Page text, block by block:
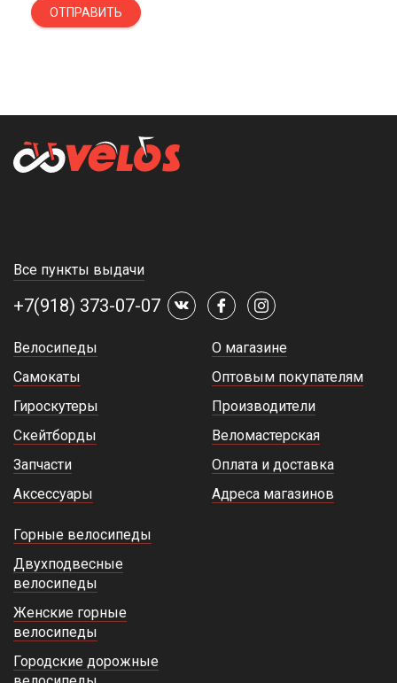
ОТПРАВИТЬ
Все пункты выдачи
+7(918) 373-07-07
Велосипеды
Самокаты
Гироскутеры
Скейтборды
Запчасти
Аксессуары
О магазине
Оптовым покупателям
Производители
Веломастерская
Оплата и доставка
Адреса магазинов
Горные велосипеды
Двухподвесные
велосипеды
Женские горные
велосипеды
Городские дорожные